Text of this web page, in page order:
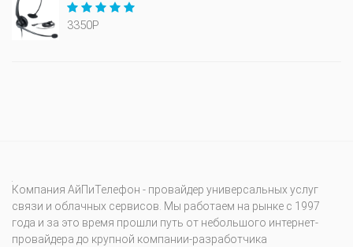
3350Р
Компания АйПиТелефон - провайдер универсальных услуг
связи и облачных сервисов. Мы работаем на рынке с 1997
года и за это время прошли путь от небольшого интернет-
провайдера до крупной компании-разработчика